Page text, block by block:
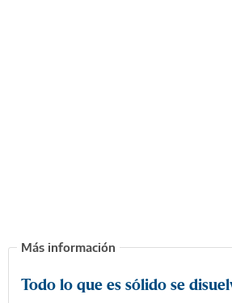
Todo lo que es sólido se